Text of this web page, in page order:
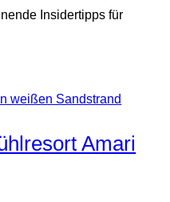
Insidertipps für
Amari